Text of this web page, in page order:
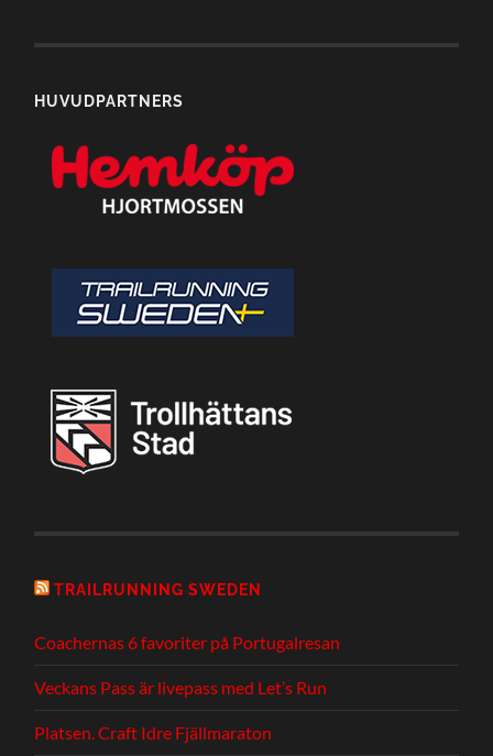
HUVUDPARTNERS
TRAILRUNNING SWEDEN
Coachernas 6 favoriter på Portugalresan
Veckans Pass är livepass med Let’s Run
Platsen. Craft Idre Fjällmaraton